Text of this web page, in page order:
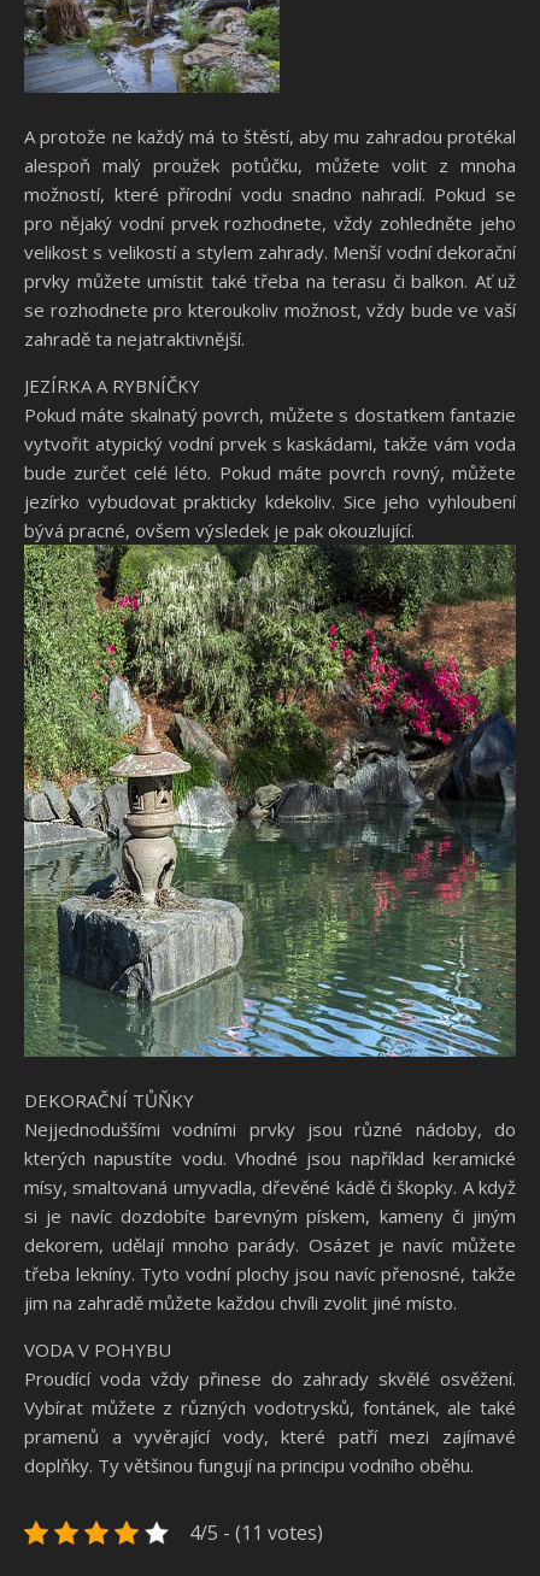
A protože ne každý má to štěstí, aby mu zahradou protékal
alespoň malý proužek potůčku, můžete volit z mnoha
možností, které přírodní vodu snadno nahradí. Pokud se
pro nějaký vodní prvek rozhodnete, vždy zohledněte jeho
velikost s velikostí a stylem zahrady. Menší vodní dekorační
prvky můžete umístit také třeba na terasu či balkon. Ať už
se rozhodnete pro kteroukoliv možnost, vždy budeve vaší
zahradě ta nejatraktivnější.
JEZÍRKA A RYBNÍČKY
Pokud máte skalnatý povrch, můžete s dostatkem fantazie
vytvořit atypický vodní prvek s kaskádami, takže vám voda
bude zurčet celé léto. Pokud máte povrch rovný, můžete
jezírko vybudovat prakticky kdekoliv. Sice jeho vyhloubení
bývá pracné, ovšem výsledek je pak okouzlující.
DEKORAČNÍ TŮŇKY
Nejjednoduššími vodními prvky jsou různé nádoby, do
kterých napustíte vodu. Vhodné jsou například keramické
mísy, smaltovaná umyvadla, dřevěné kádě či škopky. A když
si je navíc dozdobíte barevným pískem, kameny či jiným
dekorem, udělají mnoho parády. Osázet je navíc můžete
třeba lekníny. Tyto vodní plochy jsou navíc přenosné, takže
jim na zahradě můžete každou chvíli zvolit jiné místo.
VODA V POHYBU
Proudící voda vždy přinese do zahrady skvělé osvěžení.
Vybírat můžete z různých vodotrysků, fontánek, ale také
pramenů a vyvěrající vody, které patří mezi zajímavé
doplňky. Ty většinou fungují na principu vodního oběhu.
4/5 - (11 votes)